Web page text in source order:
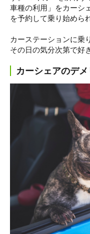
車種の利用」をカーシ
を予約して乗り始めら
カーステーションに乗
その日の気分次第で好
カーシェアのデメ